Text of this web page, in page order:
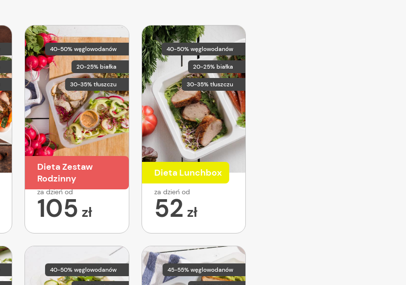
40-50% węglowodanów
20-25% białka
30-35% tłuszczu
Dieta Zestaw
Rodzinny
za dzień od
105 zł
40-50% węglowodanów
20-25% białka
30-35% tłuszczu
Dieta Lunchbox
za dzień od
52 zł
40-50% węglowodanów 45-55% węglowodanów